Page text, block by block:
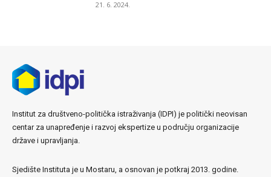
21. 6. 2024.
Institut za društveno-politička istraživanja (IDPI) je politički neovisan
centar za unapređenje i razvoj ekspertize u području organizacije
države i upravljanja.
Sjedište Instituta je u Mostaru, a osnovan je potkraj 2013. godine.